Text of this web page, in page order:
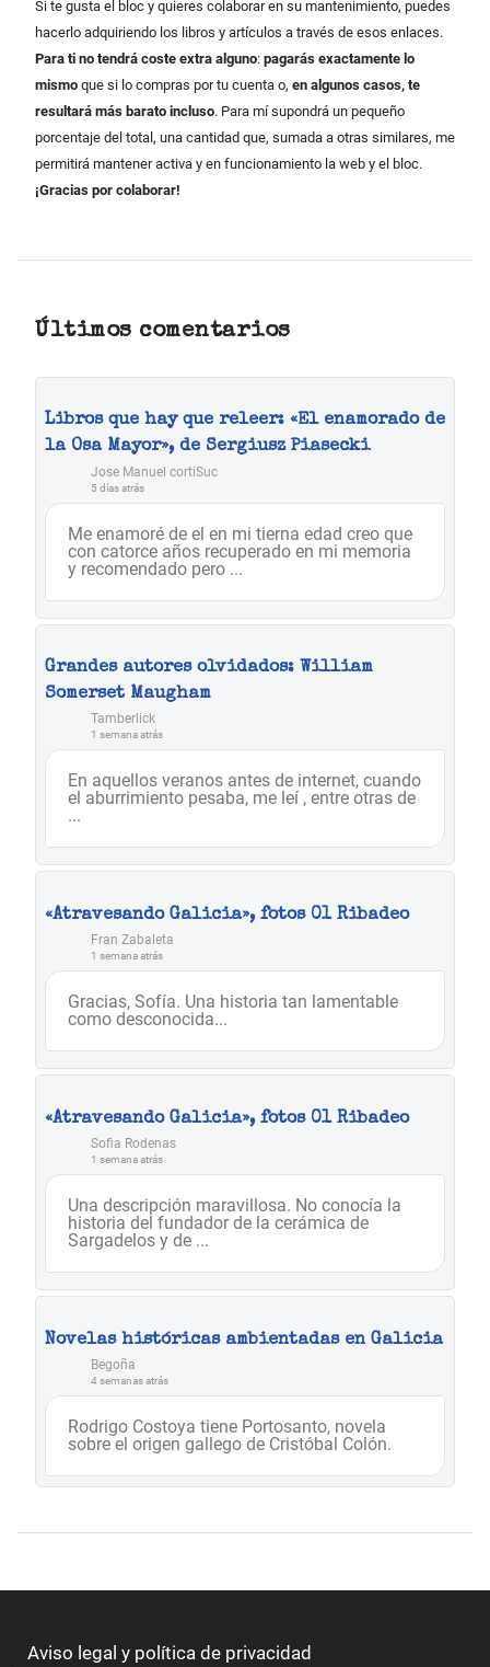
Si te gusta el bloc y quieres colaborar en su mantenimiento, puedes
hacerlo adquiriendo los libros y artículos a través de esos enlaces.
Para ti no tendrá coste extra alguno: pagarás exactamente lo
mismo que si lo compras por tu cuenta o, en algunos casos, te
resultará más barato incluso. Para mí supondrá un pequeño
porcentaje del total, una cantidad que, sumada a otras similares, me
permitirá mantener activa y en funcionamiento la web y el bloc.
¡Gracias por colaborar!
Últimos comentarios
Libros que hay que releer: «El enamorado de
la Osa Mayor», de Sergiusz Piasecki
Jose Manuel cortiSuc
5 días atrás
Me enamoré de el en mi tierna edad creo que
con catorce años recuperado en mi memoria
y recomendado pero ...
Grandes autores olvidados: William
Somerset Maugham
Tamberlick
1 semana atrás
En aquellos veranos antes de internet, cuando
el aburrimiento pesaba, me leí , entre otras de
...
«Atravesando Galicia», fotos 01 Ribadeo
Fran Zabaleta
1 semana atrás
Gracias, Sofía. Una historia tan lamentable
como desconocida...
«Atravesando Galicia», fotos 01 Ribadeo
Sofia Rodenas
1 semana atrás
Una descripción maravillosa. No conocía la
historia del fundador de la cerámica de
Sargadelos y de ...
Novelas históricas ambientadas en Galicia
Begoña
4 semanas atrás
Rodrigo Costoya tiene Portosanto, novela
sobre el origen gallego de Cristóbal Colón.
Aviso legal y política de privacidad